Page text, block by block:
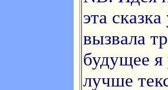
эта
вызвала
будущее я
лучше